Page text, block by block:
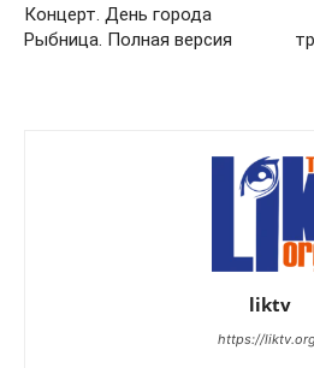
Концерт. День города
Рыбница. Полная версия
liktv
https://